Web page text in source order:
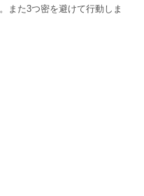
また3つ密を避けて行動しま